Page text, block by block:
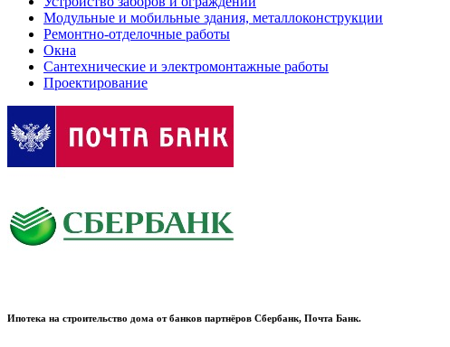
Модульные и мобильные здания, металлоконструкции
Ремонтно-отделочные работы
Окна
Сантехнические и электромонтажные работы
Проектирование
Ипотека на строительство дома от банков партнёров Сбербанк, Почта Банк.